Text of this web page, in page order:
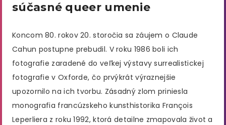
súčasné queer umenie
Koncom 80. rokov 20. storočia sa záujem o Claude
Cahun postupne prebudil. V roku 1986 boli ich
fotografie zaradené do veľkej výstavy surrealistickej
fotografie v Oxforde, čo prvýkrát výraznejšie
upozornilo na ich tvorbu​. Zásadný zlom priniesla
monografia francúzskeho kunsthistorika François
Leperliera z roku 1992, ktorá detailne zmapovala život a